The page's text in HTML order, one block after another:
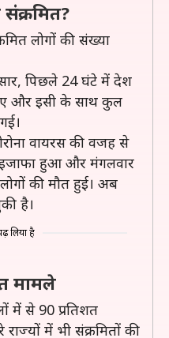
लोगों की संख्या
पिछले 24 घंटे में देश
और इसी के साथ कुल
वायरस की वजह से
इजाफा हुआ और मंगलवार
की मौत हुई। अब
है।
लिया है
मामले
में से 90 प्रतिशत
में भी संक्रमितों की